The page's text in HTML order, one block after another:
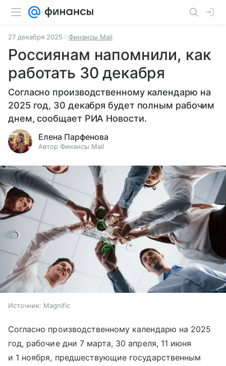
27 декабря 2025 Финансы Mail
Россиянам напомнили, как
работать 30 декабря
Согласно производственному календарю на
2025 год, 30 декабря будет полным рабочим
днем, сообщает РИА Новости.
Елена Парфенова
Автор Финансы Mail
Источник: Magnific
Согласно производственному календарю на 2025
год, рабочие дни 7 марта, 30 апреля, 11 июня
и 1 ноября, предшествующие государственным